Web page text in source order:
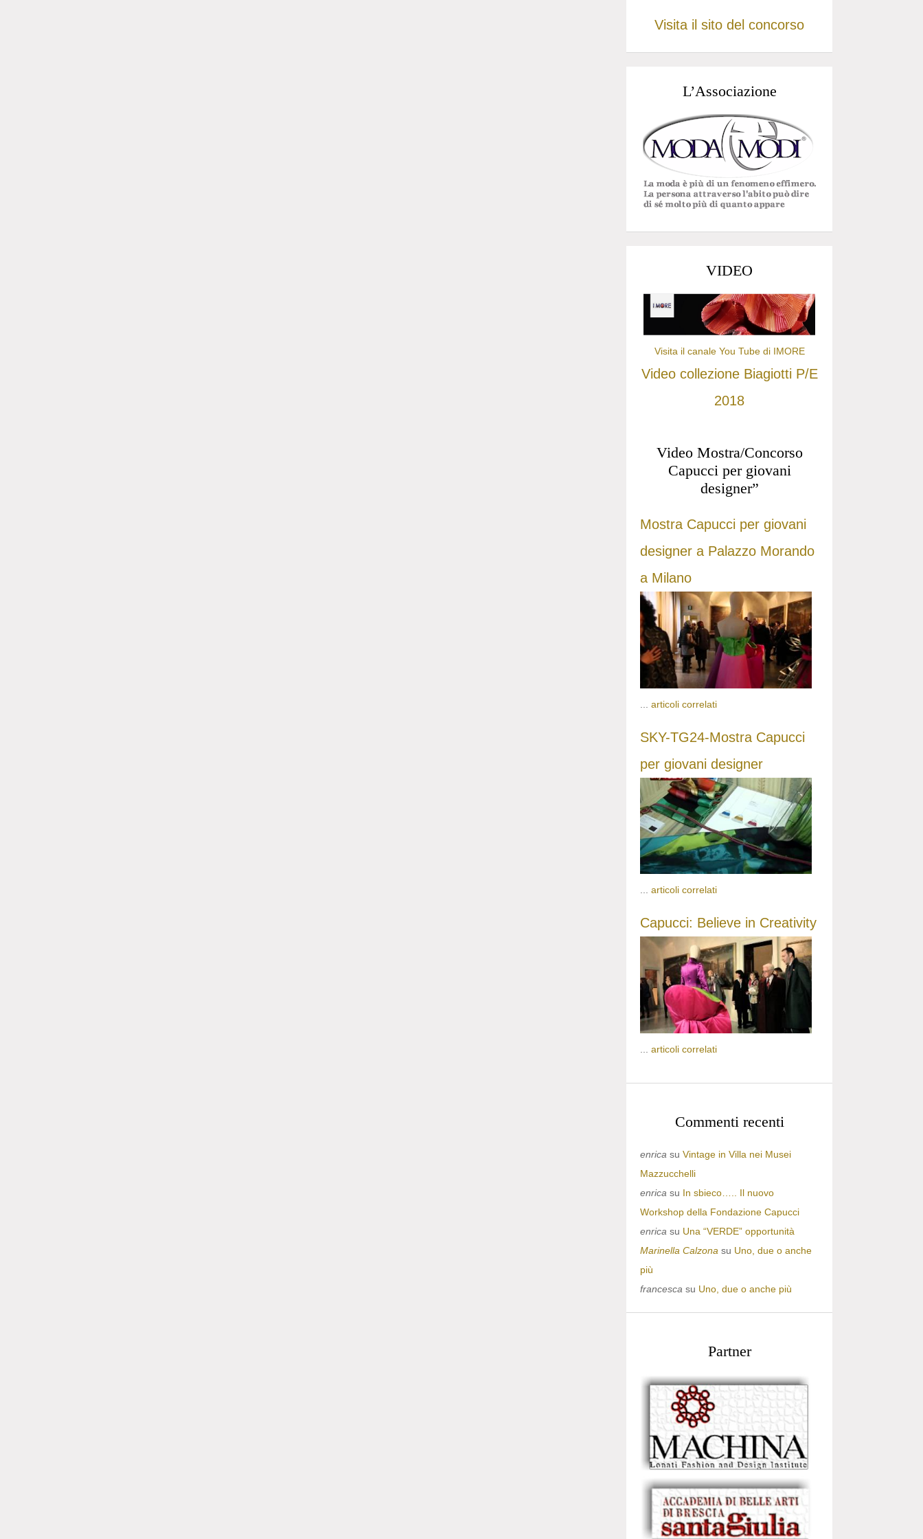
Visita il sito del concorso
L’Associazione
VIDEO
Visita il canale You Tube di IMORE
Video collezione Biagiotti P/E
2018
Video Mostra/Concorso
Capucci per giovani
designer”
Mostra Capucci per giovani
designer a Palazzo Morando
a Milano
articoli correlati
SKY-TG24-Mostra Capucci
per giovani designer
... articoli correlati
Capucci: Believe in Creativity
articoli correlati
Commenti recenti
enrica su Vintage in Villa nei Musei
Mazzucchelli
enrica su In sbieco….. Il nuovo
Workshop della Fondazione Capucci
enrica su Una “VERDE” opportunità
Marinella Calzona su Uno, due o anche
più
francesca su Uno, due o anche più
Partner